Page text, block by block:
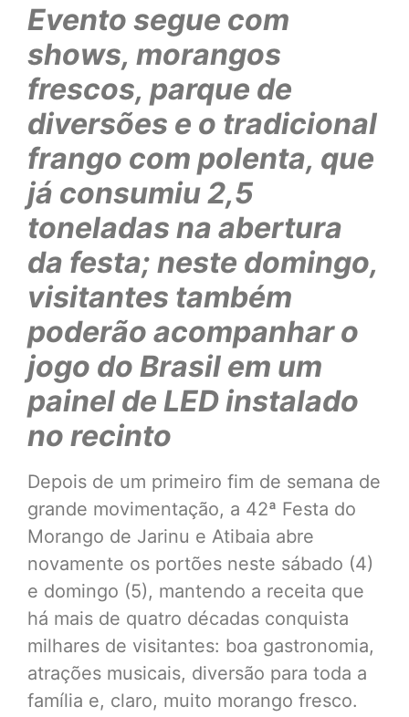
Evento segue com
shows, morangos
frescos, parque de
diversões e o tradicional
frango com polenta, que
já consumiu 2,5
toneladas na abertura
da festa; neste domingo,
visitantes também
poderão acompanhar o
jogo do Brasil em um
painel de LED instalado
no recinto
Depois de um primeiro fim de semana de
grande movimentação, a 42ª Festa do
Morango de Jarinu e Atibaia abre
novamente os portões neste sábado (4)
e domingo (5), mantendo a receita que
há mais de quatro décadas conquista
milhares de visitantes: boa gastronomia,
atrações musicais, diversão para toda a
família e, claro, muito morango fresco.